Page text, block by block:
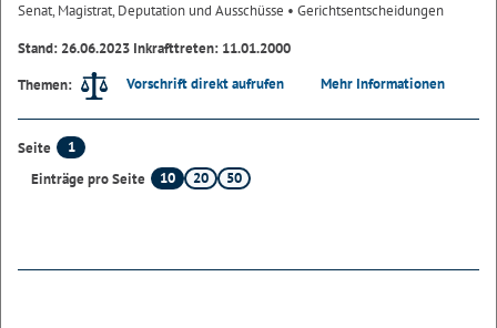
Senat, Magistrat, Deputation und Ausschüsse • Gerichtsentscheidungen
Stand: 26.06.2023 Inkrafttreten: 11.01.2000
Themen:
Vorschrift direkt aufrufen Mehr Informationen
Seite
1
Einträge pro Seite
10 20 50